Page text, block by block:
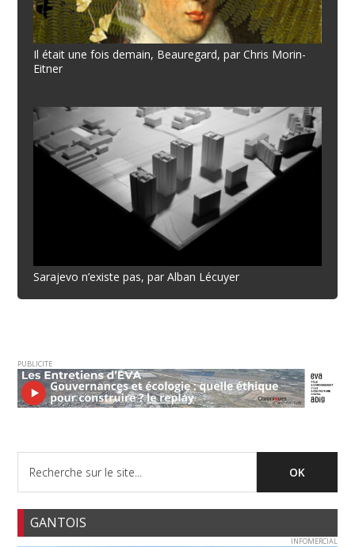
Il était une fois demain, Beauregard, par Chris Morin-
Eitner
Sarajevo n’existe pas, par Alban Lécuyer
PUBLICITE
GANTOIS
INFOMERCIAL